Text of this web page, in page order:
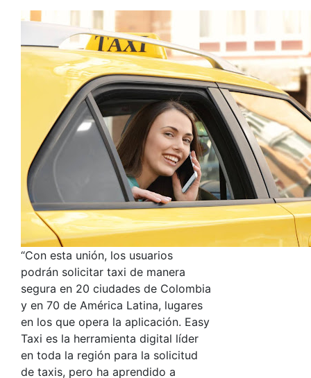
“Con esta unión, los usuarios
podrán solicitar taxi de manera
segura en 20 ciudades de Colombia
y en 70 de América Latina, lugares
en los que opera la aplicación. Easy
Taxi es la herramienta digital líder
en toda la región para la solicitud
de taxis, pero ha aprendido a